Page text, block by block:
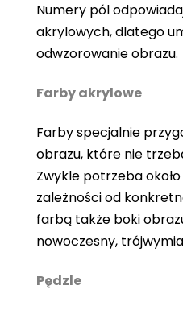
Numery pól
akrylowych, dlatego
odwzorowanie obrazu.
Farby akrylowe
Farby specjalnie
obrazu, które nie
Zwykle potrzeba
zależności od
farbą także boki
nowoczesny,
Pędzle